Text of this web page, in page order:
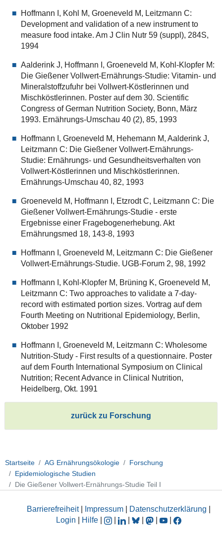
Hoffmann I, Kohl M, Groeneveld M, Leitzmann C:
Development and validation of a new instrument to
measure food intake. Am J Clin Nutr 59 (suppl), 284S,
1994
Aalderink J, Hoffmann I, Groeneveld M, Kohl-Klopfer M:
Die Gießener Vollwert-Ernährungs-Studie: Vitamin- und
Mineralstoffzufuhr bei Vollwert-Köstlerinnen und
Mischköstlerinnen. Poster auf dem 30. Scientific
Congress of German Nutrition Society, Bonn, März
1993. Ernährungs-Umschau 40 (2), 85, 1993
Hoffmann I, Groeneveld M, Hehemann M, Aalderink J,
Leitzmann C: Die Gießener Vollwert-Ernährungs-
Studie: Ernährungs- und Gesundheitsverhalten von
Vollwert-Köstlerinnen und Mischköstlerinnen.
Ernährungs-Umschau 40, 82, 1993
Groeneveld M, Hoffmann I, Etzrodt C, Leitzmann C: Die
Gießener Vollwert-Ernährungs-Studie - erste
Ergebnisse einer Fragebogenerhebung. Akt
Ernährungsmed 18, 143-8, 1993
Hoffmann I, Groeneveld M, Leitzmann C: Die Gießener
Vollwert-Ernährungs-Studie. UGB-Forum 2, 98, 1992
Hoffmann I, Kohl-Klopfer M, Brüning K, Groeneveld M,
Leitzmann C: Two approaches to validate a 7-day-
record with estimated portion sizes. Vortrag auf dem
Fourth Meeting on Nutritional Epidemiology, Berlin,
Oktober 1992
Hoffmann I, Groeneveld M, Leitzmann C: Wholesome
Nutrition-Study - First results of a questionnaire. Poster
auf dem Fourth International Symposium on Clinical
Nutrition; Recent Advance in Clinical Nutrition,
Heidelberg, Okt. 1991
zurück zu Forschung
Startseite AG Ernährungsökologie
Forschung
Epidemiologische Studien
Die Gießener Vollwert-Ernährungs-Studie Teil I
Barrierefreiheit| Impressum Datenschutzerklärung
Login
Hilfe